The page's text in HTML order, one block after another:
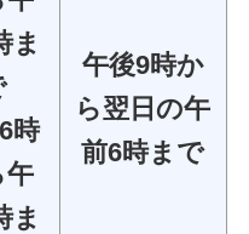
ま
時
午
ま
午後9時か
ら翌日の午
前6時まで